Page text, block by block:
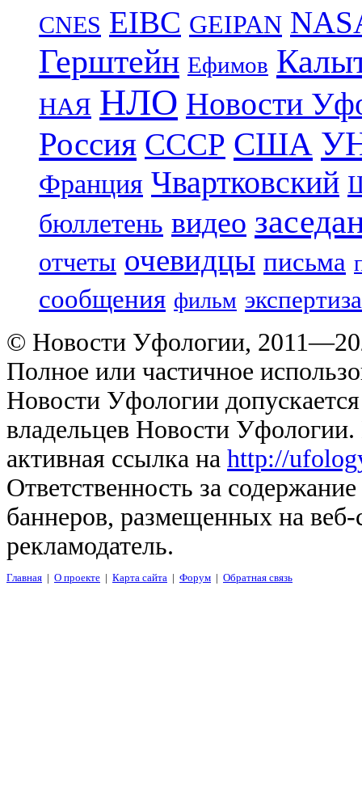
CNES EIBC GEIPAN
Герштейн Ефимов
НАЯ НЛО Новости
Россия СССР США
Франция Чвартковский
бюллетень видео
отчеты очевидцы письма
сообщения фильм экспертиза
© Новости Уфологии,
Полное или частичное
Новости Уфологии
владельцев Новости
активная ссылка на http://
Ответственность за
баннеров, размещенных на
рекламодатель.
Главная | О проекте | Карта сайта | Форум | Обратная связь